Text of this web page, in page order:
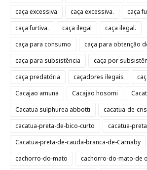
caça excessiva
caça excessiva.
caça
caça furtiva.
caça ilegal
caça ilegal.
caça para consumo
caça para obtenção
caça para subsistência
caça por
caça predatória
caçadores ilegais
Cacajao amuna
Cacajao hosomi
Cacatua sulphurea abbotti
cacatua-de-
cacatua-preta-de-bico-curto
cacatua-
Cacatua-preta-de-cauda-branca-de-Carnaby
cachorro-do-mato
cachorro-do-mato-de